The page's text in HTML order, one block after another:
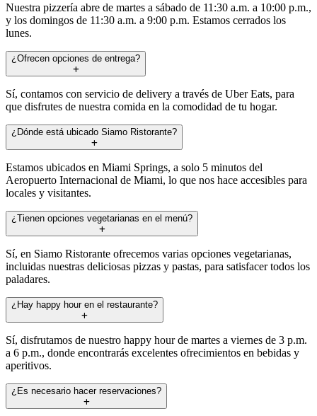
Nuestra pizzería abre de martes a sábado de 11:30 a.m. a 10:00 p.m.,
y los domingos de 11:30 a.m. a 9:00 p.m. Estamos cerrados los
lunes.
¿Ofrecen opciones de entrega?
Sí, contamos con servicio de delivery a través de Uber Eats, para
que disfrutes de nuestra comida en la comodidad de tu hogar.
¿Dónde está ubicado Siamo Ristorante?
Estamos ubicados en Miami Springs, a solo 5 minutos del
Aeropuerto Internacional de Miami, lo que nos hace accesibles para
locales y visitantes.
¿Tienen opciones vegetarianas en el menú?
Sí, en Siamo Ristorante ofrecemos varias opciones vegetarianas,
incluidas nuestras deliciosas pizzas y pastas, para satisfacer todos los
paladares.
¿Hay happy hour en el restaurante?
Sí, disfrutamos de nuestro happy hour de martes a viernes de 3 p.m.
a 6 p.m., donde encontrarás excelentes ofrecimientos en bebidas y
aperitivos.
¿Es necesario hacer reservaciones?